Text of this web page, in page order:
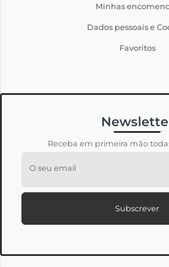
Minhas
Dados pessoais e
Favoritos
Receba em primeira mão
O seu email
Subscrever